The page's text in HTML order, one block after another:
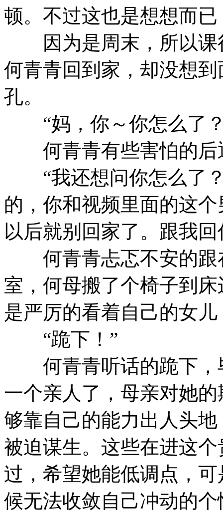
顿。不过这也是想想而
因为是周末，所以课
何青青回到家，却没想
孔。
“妈，你～你怎么了
何青青有些害怕的后
“我还想问你怎么了？
的，你和视频里面的这
以后就别回家了。跟我回
何青青忐忑不安的跟
室，何母搬了个椅子到
是严厉的看着自己的女
“跪下！”
何青青听话的跪下，
一个亲人了，母亲对她
够靠自己的能力出人头
被迫谋生。这些在进这
过，希望她能低调点，
候无法收敛自己冲动的个